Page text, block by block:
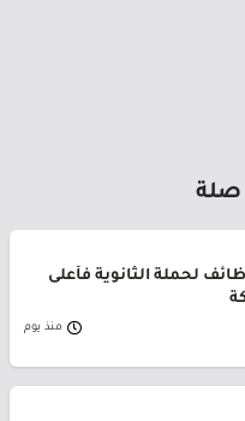
صلة
لحملة الثانوية فأعلى
منذ يوم